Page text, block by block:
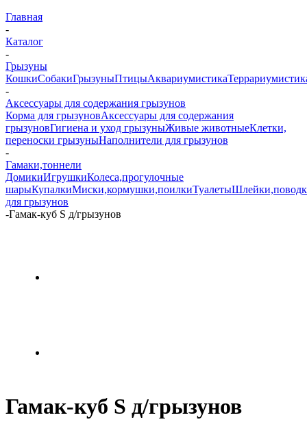
Главная
-
Каталог
-
Грызуны
КошкиСобакиГрызуныПтицыАквариумистика
-
Аксессуары для содержания грызунов
Корма для грызуновАксессуары для содержания
грызуновГигиена и уход грызуныЖивые животныеКлетки,
переноски грызуныНаполнители для грызунов
-
Гамаки,тоннели
ДомикиИгрушкиКолеса,прогулочные
шарыКупалкиМиски,кормушки,поилкиТуалеты
для грызунов
-Гамак-куб S д/грызунов
Гамак-куб S д/грызунов